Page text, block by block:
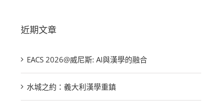
近期文章
EACS 2026@威尼斯: AI與漢學的融合
水城之約：義大利漢學重鎮